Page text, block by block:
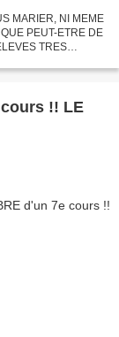
MARIER, NI MEME
PEUT-ETRE DE
TRES
!! LE